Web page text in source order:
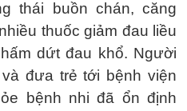
thái buồn chán, căng
thuốc giảm đau liều
dứt đau khổ. Người
đưa trẻ tới bệnh viện
bệnh nhi đã ổn định